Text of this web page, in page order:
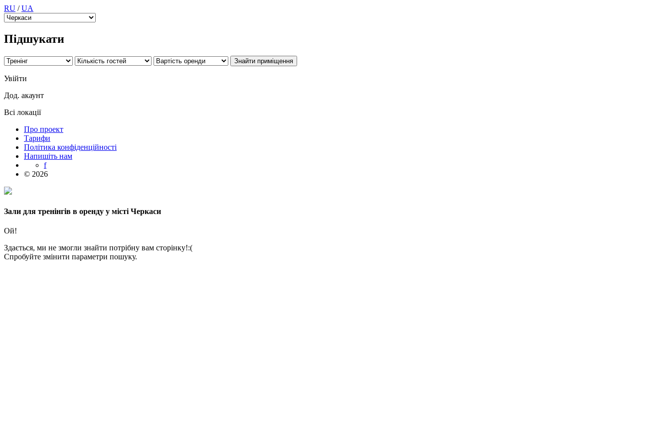
RU /UA
Підшукати
Увійти
Дод. акаунт
Всі локації
Про проект
Тарифи
Політика конфіденційності
Напишіть нам
f
© 2026
Зали для тренінгів в оренду у місті Черкаси
Ой!
Здається, ми не змогли знайти потрібну вам сторінку!:(
Спробуйте змінити параметри пошуку.